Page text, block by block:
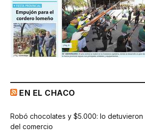
EN EL CHACO
Robó chocolates y $5.000: lo detuvieron
del comercio